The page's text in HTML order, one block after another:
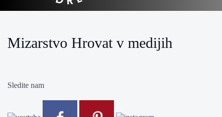
Mizarstvo Hrovat v medijih
Sledite nam